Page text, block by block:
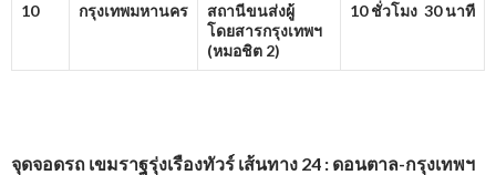
10 กรุงเทพมหานคร
สถานีขนส่งผู้
โดยสารกรุงเทพฯ
(หมอชิต 2)
10 ชั่วโมง 30 นาที
จุดจอดรถ เขมราฐรุ่งเรืองทัวร์ เส้นทาง 24 : ดอนตาล-กรุงเทพฯ